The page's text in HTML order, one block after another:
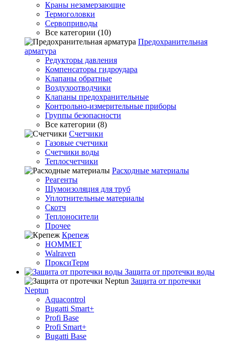
Краны незамерзающие
Термоголовки
Сервоприводы
Все категории (10)
Предохранительная
арматура
Редукторы давления
Компенсаторы гидроудара
Клапаны обратные
Воздухоотводчики
Клапаны предохранительные
Контрольно-измерительные приборы
Группы безопасности
Все категории (8)
Счетчики
Газовые счетчики
Счетчики воды
Теплосчетчики
Расходные материалы
Реагенты
Шумоизоляция для труб
Уплотнительные материалы
Скотч
Теплоносители
Прочее
Крепеж
HOMMET
Walraven
ПроксиТерм
Защита от протечки воды
Защита от протечки
Neptun
Aquacontrol
Bugatti Smart+
Profi Base
Profi Smart+
Bugatti Base